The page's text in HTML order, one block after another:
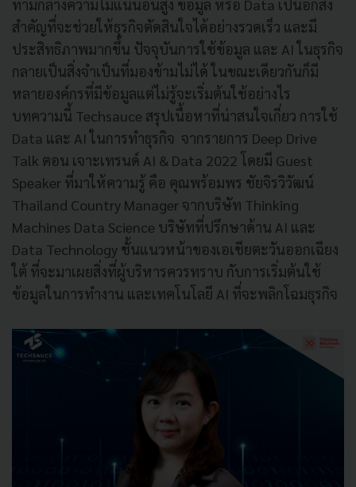
ท่ามกลางความไม่แน่นอนสูง ข้อมูล หรือ Data เป็นอีกสิ่ง
สำคัญที่จะช่วยให้ธุรกิจตัดสินใจได้อย่างรวดเร็ว และมี
ประสิทธิภาพมากขึ้น ปัจจุบันการใช้ข้อมูล และ AI ในธุรกิจ
กลายเป็นสิ่งจำเป็นที่มองข้ามไม่ได้ ในขณะเดียวกันก็มี
หลายองค์กรที่มีข้อมูลแต่ไม่รู้จะเริ่มต้นใช้อย่างไร
บทความนี้ Techsauce สรุปเนื้อหาที่น่าสนใจเกี่ยว การใช้
Data และ AI ในการทำธุรกิจ จากรายการ Deep Drive
Talk ตอน เจาะเทรนด์ AI & Data 2022 โดยมี Guest
Speaker ที่มาให้ความรู้ คือ คุณพร้อมพร ชัยจิรวิวัฒน์
Thailand Country Manager จากบริษัท Thinking
Machines Data Science บริษัทที่ปรึกษาด้าน AI และ
Data Technology ชั้นแนวหน้าของเอเชียตะวันออกเฉียง
ใต้ ที่จะมาเผยสิ่งที่ผู้บริหารควรทราบ กับการเริ่มต้นใช้
ข้อมูลในการทำงาน และเทคโนโลยี AI ที่จะพลิกโฉมธุรกิจ